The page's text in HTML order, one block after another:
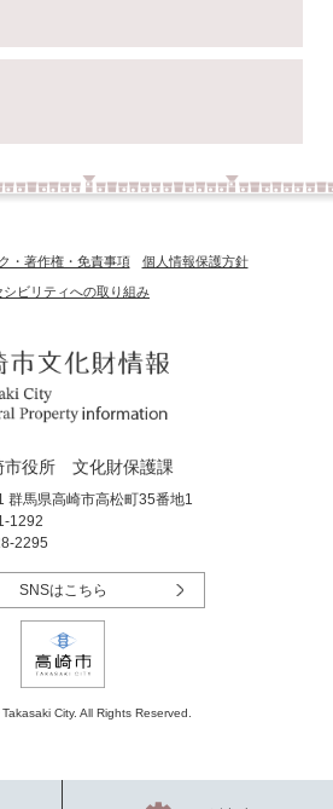
・著作権・免責事項 個人情報保護方針
シビリティへの取り組み
市役所 文化財保護課
群馬県高崎市高松町35番地1
1292
2295
SNSはこちら
City. All Rights Reserved.